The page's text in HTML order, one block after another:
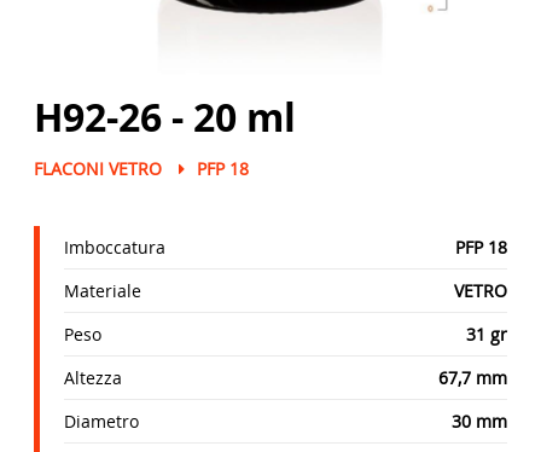
H92-26 - 20 ml
FLACONI VETRO PFP 18
Imboccatura
PFP 18
Materiale
VETRO
Peso
31 gr
Altezza
67,7 mm
Diametro
30 mm